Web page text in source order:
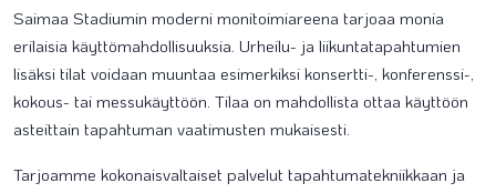
Saimaa Stadiumin moderni monitoimiareena tarjoaa monia
erilaisia käyttömahdollisuuksia. Urheilu- ja liikuntatapahtumien
lisäksi tilat voidaan muuntaa esimerkiksi konsertti-, konferenssi-,
kokous- tai messukäyttöön. Tilaa on mahdollista ottaa käyttöön
asteittain tapahtuman vaatimusten mukaisesti.
Tarjoamme kokonaisvaltaiset palvelut tapahtumatekniikkaan ja